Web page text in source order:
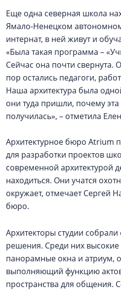
Еще одна северная школа
Ямало-Ненецком
интернат, в ней живут и
«Была такая программа –
Сейчас она почти свернута.
пор остались педагоги,
Наша архитектура была
они туда пришли, почему
получилась», – отметила
Архитектурное бюро Atrium
для разработки проектов
современной архитектурой
находиться. Они учатся
окружает, отмечает Сергей
бюро.
Архитекторы студии
решения. Среди них
панорамные окна и атриум,
выполняющий функцию
пространства для общения.